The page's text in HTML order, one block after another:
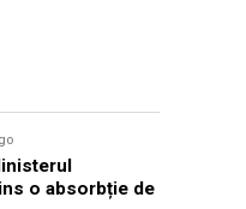
o absorbție de